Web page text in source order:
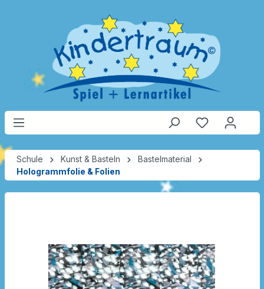
Schule Kunst & Basteln
Bastelmaterial
Hologrammfolie & Folien